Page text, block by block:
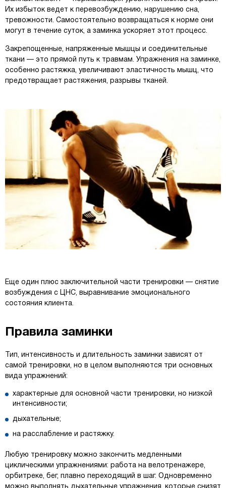
Их избыток ведет к перевозбуждению, нарушению сна,
тревожности. Самостоятельно возвращаться к норме они
могут в течение суток, а заминка ускоряет этот процесс.
Закрепощенные, напряженные мышцы и соединительные
ткани — это прямой путь к травмам. Упражнения на заминке,
особенно растяжка, увеличивают эластичность мышц, что
предотвращает растяжения, разрывы тканей.
Еще один плюс заключительной части тренировки — снятие
возбуждения с ЦНС, выравнивание эмоционального
состояния клиента.
Правила заминки
Тип, интенсивность и длительность заминки зависят от
самой тренировки, но в целом выполняются три основных
вида упражнений:
характерные для основной части тренировки, но низкой
интенсивности;
дыхательные;
на расслабление и растяжку.
Любую тренировку можно закончить медленными
циклическими упражнениями: работа на велотренажере,
орбитреке, бег, плавно переходящий в шаг. Одновременно